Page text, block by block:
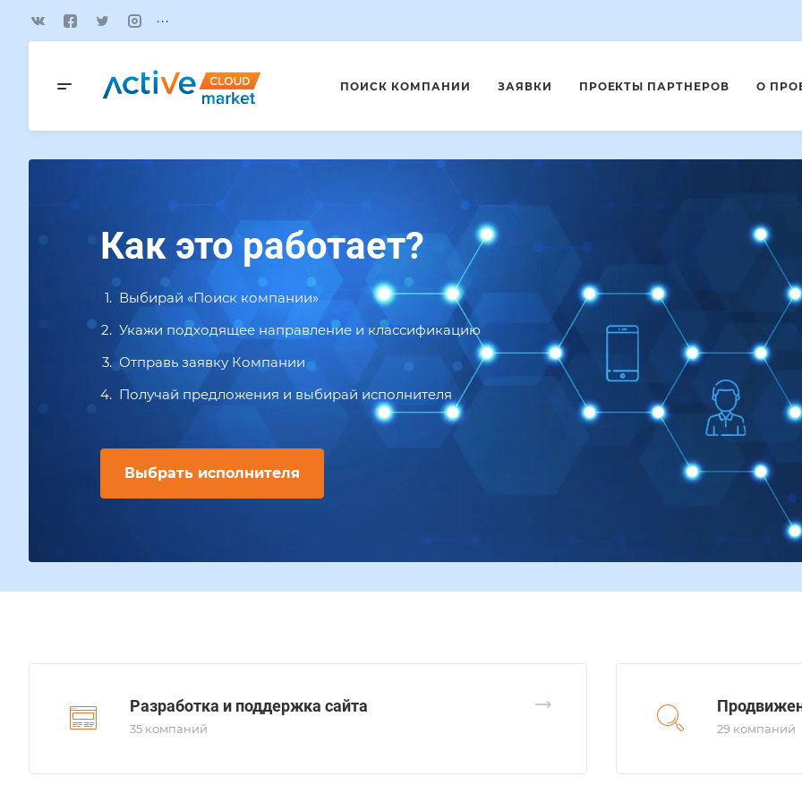
...
ПОИСК КОМПАНИИ ЗАЯВКИ ПРОЕКТЫ ПАРТНЕРОВ О
Как это работает?
Выбирай «Поиск компании»
Укажи подходящее направление и классификацию
Отправь заявку Компании
Получай предложения и выбирай исполнителя
Выбрать исполнителя
Разработка и поддержка сайта
35 компаний 29 компаний